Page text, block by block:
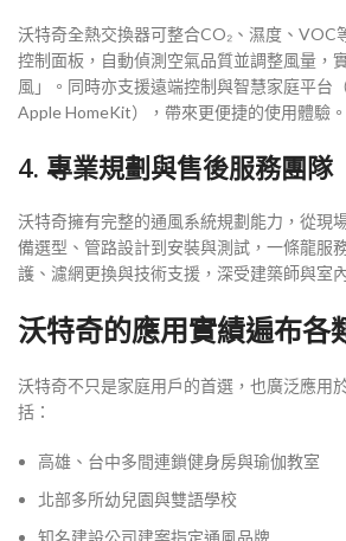
沃特奇全熱交換器可整合CO₂、濕度、VOC
控制面板，自動偵測空氣品質並調整風量，
風」。同時亦支援遠端控制與智慧家庭平台
Apple HomeKit），帶來更便捷的使用體驗。
4. 專業規劃與售後服務團隊
沃特奇擁有完整的通風系統規劃能力，從現
備選型、管路設計到安裝與測試，一條龍服
護、濾網更換與技術支援，深受建築師與室
沃特奇的應用實績遍布各
沃特奇不只是家庭用戶的首選，也廣泛應用
括：
高雄、台中多間連鎖健身房與瑜伽教室
北部多所幼兒園與雙語學校
知名建設公司建案指定通風品牌